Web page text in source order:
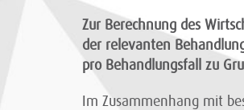
Zur Berechnung des
der relevanten
pro Behandlungsfall zu
Im Zusammenhang mit